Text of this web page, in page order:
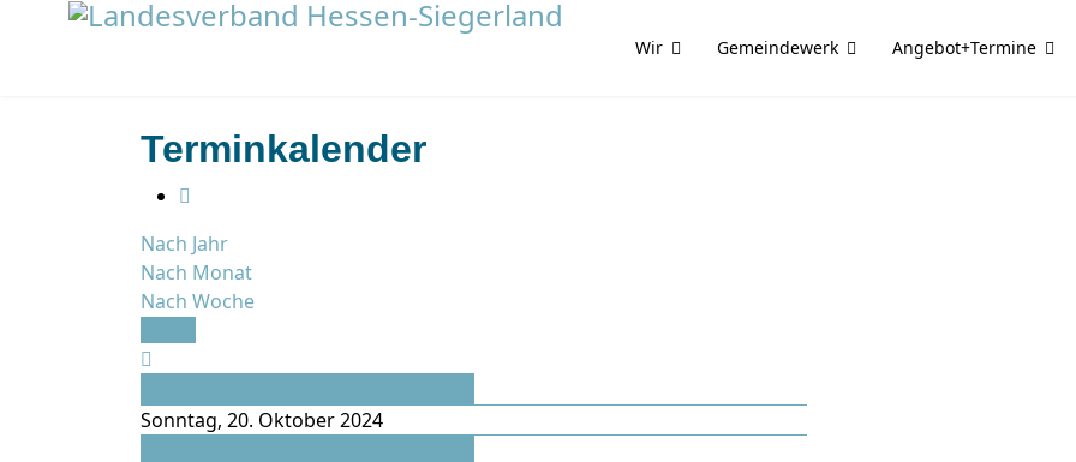
Wir Gemeindewerk Angebot+Termine
Terminkalender
Nach Jahr
Nach Monat
Nach Woche
Sonntag, 20. Oktober 2024